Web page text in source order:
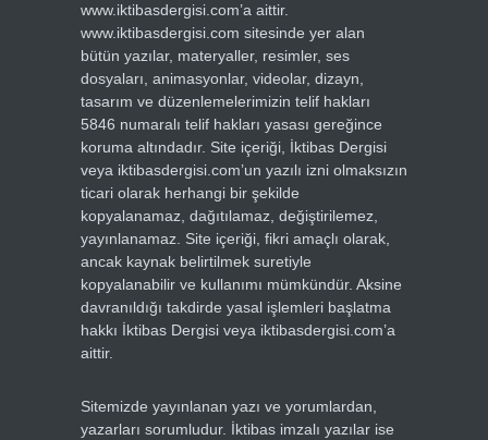
www.iktibasdergisi.com’a aittir.
www.iktibasdergisi.com sitesinde yer alan
bütün yazılar, materyaller, resimler, ses
dosyaları, animasyonlar, videolar, dizayn,
tasarım ve düzenlemelerimizin telif hakları
5846 numaralı telif hakları yasası gereğince
koruma altındadır. Site içeriği, İktibas Dergisi
veya iktibasdergisi.com’un yazılı izni olmaksızın
ticari olarak herhangi bir şekilde
kopyalanamaz, dağıtılamaz, değiştirilemez,
yayınlanamaz. Site içeriği, fikri amaçlı olarak,
ancak kaynak belirtilmek suretiyle
kopyalanabilir ve kullanımı mümkündür. Aksine
davranıldığı takdirde yasal işlemleri başlatma
hakkı İktibas Dergisi veya iktibasdergisi.com’a
aittir.
Sitemizde yayınlanan yazı ve yorumlardan,
yazarları sorumludur. İktibas imzalı yazılar ise